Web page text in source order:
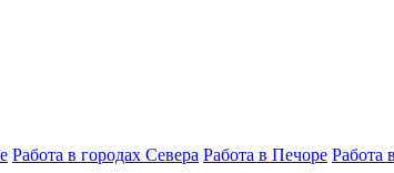
Работа в городах Севера Работа в Печоре Работа